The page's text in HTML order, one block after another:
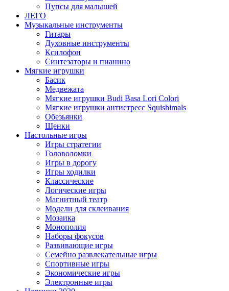
Пупсы для малышей
ЛЕГО
Музыкальные инструменты
Гитары
Духовные инструменты
Ксилофон
Синтезаторы и пианино
Мягкие игрушки
Басик
Медвежата
Мягкие игрушки Budi Basa Lori Colori
Мягкие игрушки антистресс Squishimals
Обезьянки
Щенки
Настольные игры
Игры стратегии
Головоломки
Игры в дорогу
Игры ходилки
Классические
Логические игры
Магнитный театр
Модели для склеивания
Мозаика
Монополия
Наборы фокусов
Развивающие игры
Семейно развлекательные игры
Спортивные игры
Экономические игры
Электронные игры